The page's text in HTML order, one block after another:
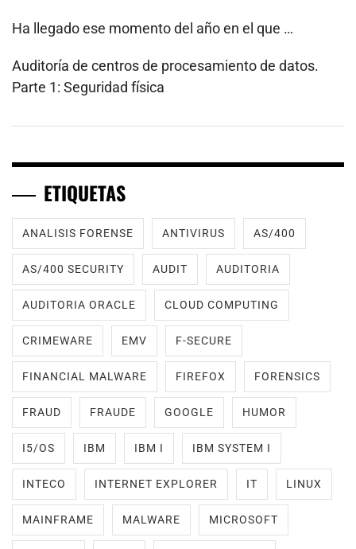
Ha llegado ese momento del año en el que …
Auditoría de centros de procesamiento de datos.
Parte 1: Seguridad física
ETIQUETAS
ANALISIS FORENSE ANTIVIRUS AS/400
AS/400 SECURITY AUDIT AUDITORIA
AUDITORIA ORACLE CLOUD COMPUTING
CRIMEWARE EMV F-SECURE
FINANCIAL MALWARE FIREFOX FORENSICS
FRAUD FRAUDE GOOGLE HUMOR
I5/OS IBM IBM I IBM SYSTEM I
INTECO INTERNET EXPLORER IT LINUX
MAINFRAME MALWARE MICROSOFT